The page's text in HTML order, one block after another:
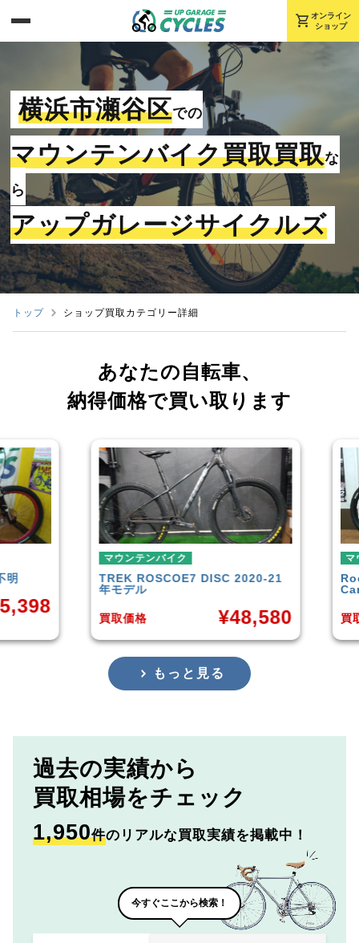
shopping_cart オンライン
ショップ
横浜市瀬谷区での
マウンテンバイク買取買取な
ら
アップガレージサイクルズ
トップ ショップ買取カテゴリー詳細
あなたの自転車、
納得価格で買い取ります
DISC 2020-21
48,580
Rocky Mountain
Element
Carbon30 2022年モデル
買取価格
もっと見る
過去の実績から
買取相場をチェック
1,950件のリアルな買取実績を掲載中！
今すぐここから検索！